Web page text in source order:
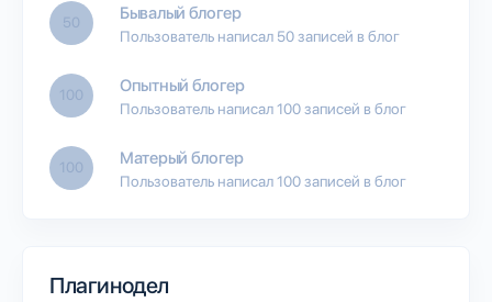
50 Бывалый блогер
Пользователь написал 50 записей в блог
100 Опытный блогер
Пользователь написал 100 записей в блог
100 Матерый блогер
Пользователь написал 100 записей в блог
Плагинодел